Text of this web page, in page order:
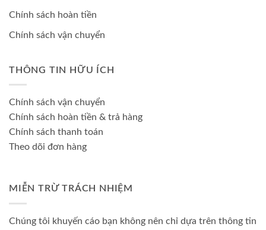
Chính sách hoàn tiền
Chính sách vận chuyển
THÔNG TIN HỮU ÍCH
Chính sách vận chuyển
Chính sách hoàn tiền & trả hàng
Chính sách thanh toán
Theo dõi đơn hàng
MIỄN TRỪ TRÁCH NHIỆM
Chúng tôi khuyến cáo bạn không nên chỉ dựa trên thông tin